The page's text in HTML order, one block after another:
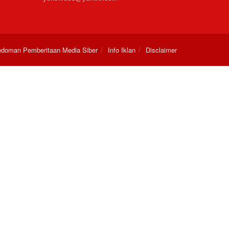
Pemberitaan Media Siber Info Iklan Disclaimer